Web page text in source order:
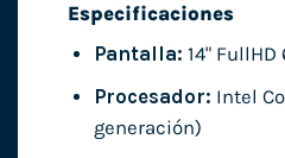
Especificaciones
Pantalla: 14" FullHD
Procesador: Intel
generación)